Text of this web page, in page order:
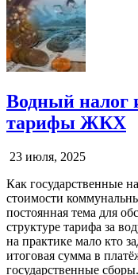
Водный налог
тарифы ЖКХ
23 июля, 2025
Как государственные
стоимости
постоянная тема для
структуре тарифа за
на практике мало кто
итоговая сумма в
государственные